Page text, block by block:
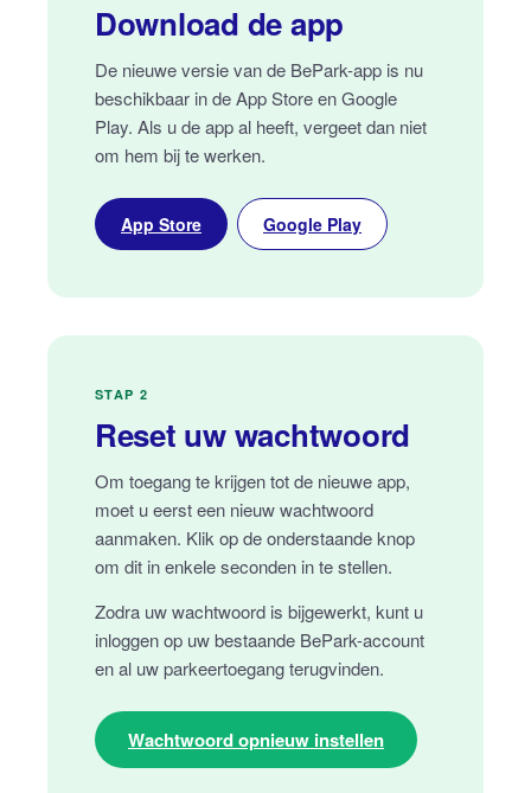
Download de app
De nieuwe versie van de BePark-app is nu
beschikbaar in de App Store en Google
Play. Als u de app al heeft, vergeet dan niet
om hem bij te werken.
App Store Google Play
STAP 2
Reset uw wachtwoord
Om toegang te krijgen tot de nieuwe app,
moet u eerst een nieuw wachtwoord
aanmaken. Klik op de onderstaande knop
om dit in enkele seconden in te stellen.
Zodra uw wachtwoord is bijgewerkt, kunt u
inloggen op uw bestaande BePark-account
en al uw parkeertoegang terugvinden.
Wachtwoord opnieuw instellen